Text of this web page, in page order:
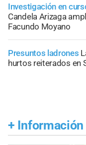
Investigación en
Candela Arizaga
Facundo Moyano
Presuntos ladrones
hurtos reiterados en
+ Información